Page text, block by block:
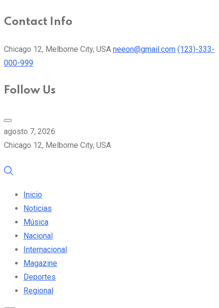
Contact Info
Chicago 12, Melborne City, USA neeon@gmail.com (123)-333-
000-999
Follow Us
agosto 7, 2026
Chicago 12, Melborne City, USA
Inicio
Noticias
Música
Nacional
Internacional
Magazine
Deportes
Regional